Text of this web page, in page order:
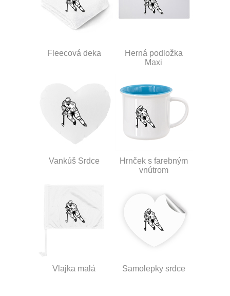
Fleecová deka
Herná podložka
Maxi
Vankúš Srdce
Hrnček s farebným
vnútrom
Vlajka malá Samolepky srdce